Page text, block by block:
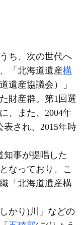
ち、次の世代へ
「北海道遺産構
遺産協議会）」
財産群。第1回選
、また、2004年
表され、2015年時
事が提唱した
なっており、こ
「北海道遺産構
かり)川」などの